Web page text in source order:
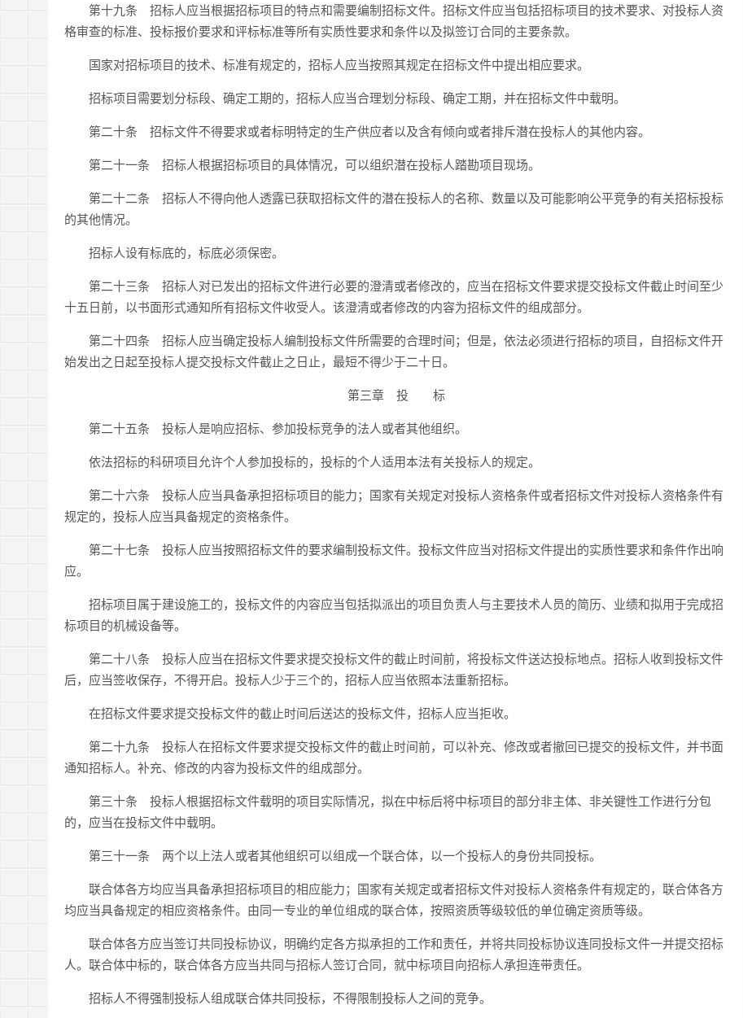
第十九条 招标人应当根据招标项目的特点和需要编制招标文件。招标文件应当包括招标项目的技术要求、对投标人资
格审查的标准、投标报价要求和评标标准等所有实质性要求和条件以及拟签订合同的主要条款。
国家对招标项目的技术、标准有规定的，招标人应当按照其规定在招标文件中提出相应要求。
招标项目需要划分标段、确定工期的，招标人应当合理划分标段、确定工期，并在招标文件中载明。
第二十条 招标文件不得要求或者标明特定的生产供应者以及含有倾向或者排斥潜在投标人的其他内容。
第二十一条 招标人根据招标项目的具体情况，可以组织潜在投标人踏勘项目现场。
第二十二条 招标人不得向他人透露已获取招标文件的潜在投标人的名称、数量以及可能影响公平竞争的有关招标投标
的其他情况。
招标人设有标底的，标底必须保密。
第二十三条 招标人对已发出的招标文件进行必要的澄清或者修改的，应当在招标文件要求提交投标文件截止时间至少
十五日前，以书面形式通知所有招标文件收受人。该澄清或者修改的内容为招标文件的组成部分。
第二十四条 招标人应当确定投标人编制投标文件所需要的合理时间；但是，依法必须进行招标的项目，自招标文件开
始发出之日起至投标人提交投标文件截止之日止，最短不得少于二十日。
第三章 投 标
第二十五条 投标人是响应招标、参加投标竞争的法人或者其他组织。
依法招标的科研项目允许个人参加投标的，投标的个人适用本法有关投标人的规定。
第二十六条 投标人应当具备承担招标项目的能力；国家有关规定对投标人资格条件或者招标文件对投标人资格条件有
规定的，投标人应当具备规定的资格条件。
第二十七条 投标人应当按照招标文件的要求编制投标文件。投标文件应当对招标文件提出的实质性要求和条件作出响
应。
招标项目属于建设施工的，投标文件的内容应当包括拟派出的项目负责人与主要技术人员的简历、业绩和拟用于完成招
标项目的机械设备等。
第二十八条 投标人应当在招标文件要求提交投标文件的截止时间前，将投标文件送达投标地点。招标人收到投标文件
后，应当签收保存，不得开启。投标人少于三个的，招标人应当依照本法重新招标。
在招标文件要求提交投标文件的截止时间后送达的投标文件，招标人应当拒收。
第二十九条 投标人在招标文件要求提交投标文件的截止时间前，可以补充、修改或者撤回已提交的投标文件，并书面
通知招标人。补充、修改的内容为投标文件的组成部分。
第三十条 投标人根据招标文件载明的项目实际情况，拟在中标后将中标项目的部分非主体、非关键性工作进行分包
的，应当在投标文件中载明。
第三十一条 两个以上法人或者其他组织可以组成一个联合体，以一个投标人的身份共同投标。
联合体各方均应当具备承担招标项目的相应能力；国家有关规定或者招标文件对投标人资格条件有规定的，联合体各方
均应当具备规定的相应资格条件。由同一专业的单位组成的联合体，按照资质等级较低的单位确定资质等级。
联合体各方应当签订共同投标协议，明确约定各方拟承担的工作和责任，并将共同投标协议连同投标文件一并提交招标
人。联合体中标的，联合体各方应当共同与招标人签订合同，就中标项目向招标人承担连带责任。
招标人不得强制投标人组成联合体共同投标，不得限制投标人之间的竞争。